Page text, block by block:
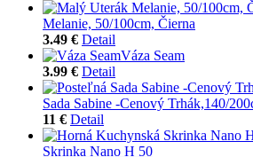
Melanie, 50/100cm, Čierna
3.49 € Detail
Váza Seam
3.99 € Detail
Sada Sabine -Cenový Trhák,140/
11 € Detail
Skrinka Nano H 50